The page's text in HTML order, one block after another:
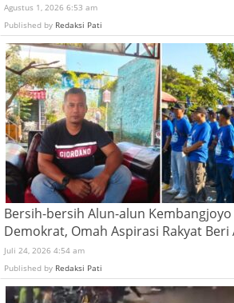
Agustus 1, 2026 6:53 am
Published by Redaksi Pati
Bersih-bersih Alun-alun Kembangjoyo
Demokrat, Omah Aspirasi Rakyat Beri
Juli 24, 2026 4:54 am
Published by Redaksi Pati